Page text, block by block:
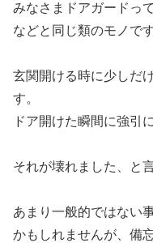
みなさまドアガードっ
などと同じ類のモノです
玄関開ける時に少しだ
す。
ドア開けた瞬間に強引
それが壊れました、と
あまり一般的ではない
かもしれませんが、備